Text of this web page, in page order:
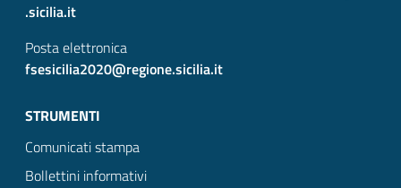
.sicilia.it
Posta elettronica
fsesicilia2020@regione.sicilia.it
STRUMENTI
Comunicati stampa
Bollettini informativi